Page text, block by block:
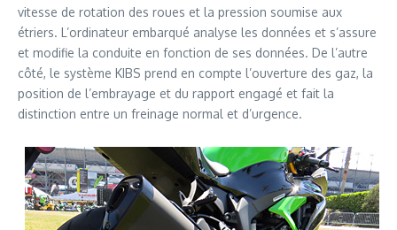
vitesse de rotation des roues et la pression soumise aux
étriers. L’ordinateur embarqué analyse les données et s’assure
et modifie la conduite en fonction de ses données. De l’autre
côté, le système KIBS prend en compte l’ouverture des gaz, la
position de l’embrayage et du rapport engagé et fait la
distinction entre un freinage normal et d’urgence.